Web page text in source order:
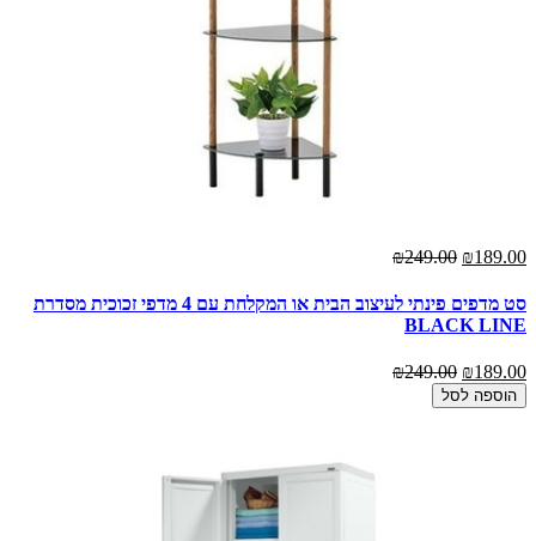
₪189.00
₪249.00
סט מדפים פינתי לעיצוב הבית או המקלחת עם 4 מדפי זכוכית מסדרת
BLACK LINE
₪189.00
₪249.00
הוספה לסל